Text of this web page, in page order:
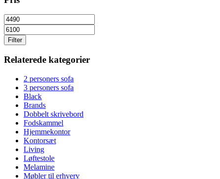
Filter
Relaterede kategorier
2 personers sofa
3 personers sofa
Black
Brands
Dobbelt skrivebord
Fodskammel
Hjemmekontor
Kontorsæt
Living
Løftestole
Melamine
Møbler til erhverv